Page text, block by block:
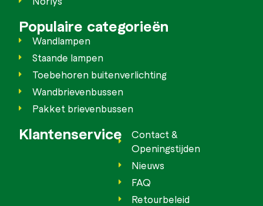
Populaire categorieën
Wandlampen
Staande lampen
Toebehoren buitenverlichting
Wandbrievenbussen
Pakket brievenbussen
Klantenservice
Contact &
Openingstijden
Nieuws
FAQ
Retourbeleid